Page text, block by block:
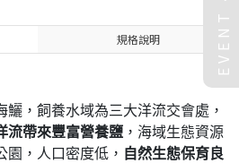
規格說明
鱺，飼養水域為三大洋流交會處，
流帶來豐富營養鹽 ，海域生態資源
園，人口密度低， 自然生態保育良
EVENT